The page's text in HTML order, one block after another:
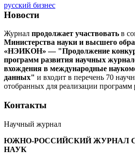
русский бизнес
Новости
Журнал продолжает участвовать в
Министерства науки и высшего
«НЭИКОН» — "Продолжение
программ развития научных
вхождения в международные
данных" и входит в перечень 70
отобранных для реализации программ
Контакты
Научный журнал
ЮЖНО-РОССИЙСКИЙ ЖУРНАЛ
НАУК